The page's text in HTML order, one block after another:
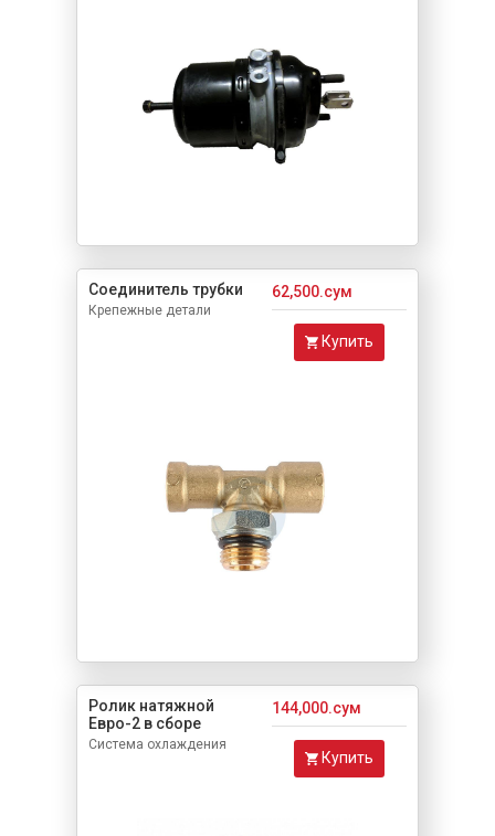
Соединитель трубки
Крепежные детали
62,500.сум
Купить
Ролик натяжной
Евро-2 в сборе
Система охлаждения
144,000.сум
Купить